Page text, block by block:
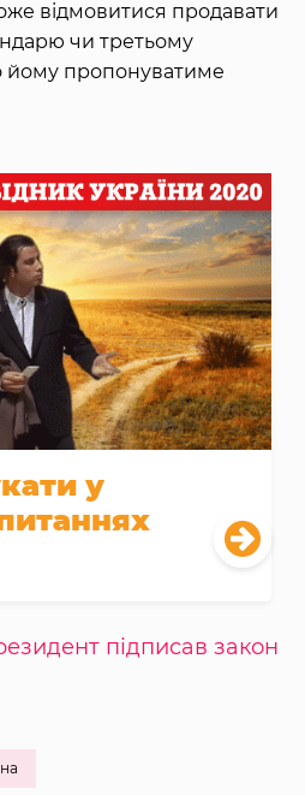
відмовитися продавати
чи третьому
йому пропонуватиме
у
підписав закон